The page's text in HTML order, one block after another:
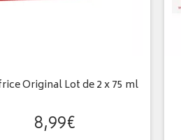
Original Lot de 2 x 75 ml
8,99€